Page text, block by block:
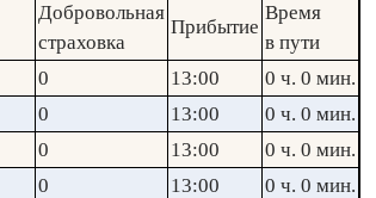
Добровольная
страховка
Прибытие
Время
в пути
0 13:00
0 ч. 0 мин.
0 13:00
0 ч. 0 мин.
0 13:00
0 ч. 0 мин.
0 13:00
0 ч. 0 мин.